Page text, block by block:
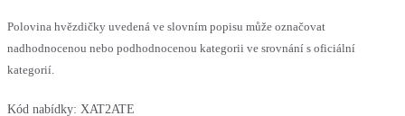
Polovina hvězdičky uvedená ve slovním popisu může označovat
nadhodnocenou nebo podhodnocenou kategorii ve srovnání s oficiální
kategorií.
Kód nabídky: XAT2ATE